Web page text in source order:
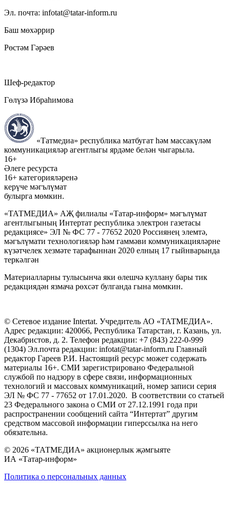
Эл. почта: infotat@tatar-inform.ru
Баш мөхәррир
Рөстәм Гәрәев
Шеф-редактор
Гөлүзә Ибраһимова
«Татмедиа» республика матбугат һәм массакүләм
коммуникацияләр агентлыгы ярдәме белән чыгарыла.
16+
Әлеге ресурста
16+ категорияләренә
керүче мәгълүмат
булырга мөмкин.
«ТАТМЕДИА» АҖ филиалы «Татар-информ» мәгълүмат
агентлыгының Интертат республика электрон газетасы
редакциясе» ЭЛ № ФС 77 - 77652 2020 Россиянең элемтә,
мәгълүмати технологияләр һәм гаммәви коммуникацияләрне
күзәтчелек хезмәте тарафыннан 2020 елның 17 гыйнварында
теркәлгән
Материалларны тулысынча яки өлешчә куллану бары тик
редакциядән язмача рөхсәт булганда гына мөмкин.
© Сетевое издание Intertat. Учредитель АО «ТАТМЕДИА».
Адрес редакции: 420066, Республика Татарстан, г. Казань, ул.
Декабристов, д. 2. Телефон редакции: +7 (843) 222-0-999
(1304) Эл.почта редакции: infotat@tatar-inform.ru Главный
редактор Гареев Р.И. Настоящий ресурс может содержать
материалы 16+. СМИ зарегистрировано Федеральной
службой по надзору в сфере связи, информационных
технологий и массовых коммуникаций, номер записи серия
ЭЛ № ФС 77 - 77652 от 17.01.2020. В соответствии со статьей
23 Федерального закона о СМИ от 27.12.1991 года при
распространении сообщений сайта “Интертат” другим
средством массовой информации гиперссылка на него
обязательна.
© 2026 «ТАТМЕДИА» акционерлык җәмгыяте
ИА «Татар-информ»
Политика о персональных данных